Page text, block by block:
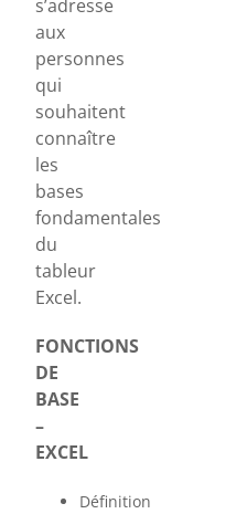
s’adresse
aux
personnes
qui
souhaitent
connaître
les
bases
fondamentales
du
tableur
Excel.
FONCTIONS
DE
BASE
–
EXCEL
Définition